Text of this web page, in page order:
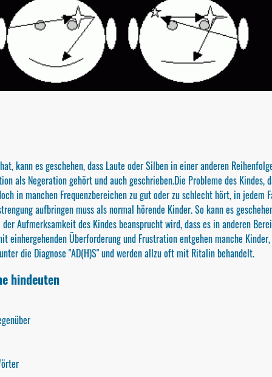
kann es geschehen, dass Laute oder Silben in einer anderen
als Negeration gehört und auch geschrieben.Die Probleme des
in manchen Frequenzbereichen zu gut oder zu schlecht hört, in jedem
aufbringen muss als normal hörende Kinder. So kann es
Aufmerksamkeit des Kindes beansprucht wird, dass es in anderen
einhergehenden Überforderung und Frustration entgehen manche
die Diagnose "AD(H)S" und werden allzu oft mit Ritalin behandelt.
hindeuten